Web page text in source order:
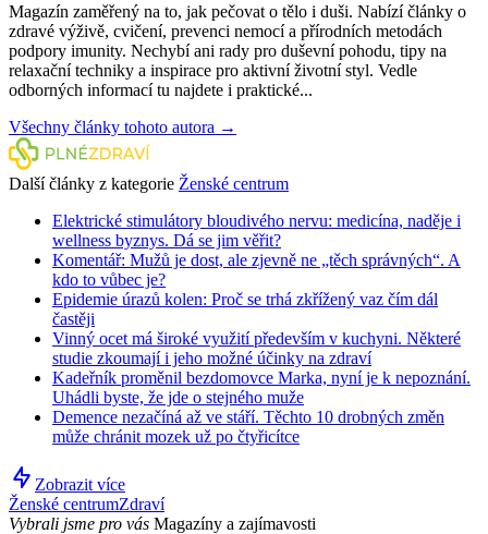
Magazín zaměřený na to, jak pečovat o tělo i duši. Nabízí články o
zdravé výživě, cvičení, prevenci nemocí a přírodních metodách
podpory imunity. Nechybí ani rady pro duševní pohodu, tipy na
relaxační techniky a inspirace pro aktivní životní styl. Vedle
odborných informací tu najdete i praktické...
Všechny články tohoto autora →
Další články z kategorie Ženské centrum
Elektrické stimulátory bloudivého nervu: medicína, naděje i
wellness byznys. Dá se jim věřit?
Komentář: Mužů je dost, ale zjevně ne „těch správných“. A
kdo to vůbec je?
Epidemie úrazů kolen: Proč se trhá zkřížený vaz čím dál
častěji
Vinný ocet má široké využití především v kuchyni. Některé
studie zkoumají i jeho možné účinky na zdraví
Kadeřník proměnil bezdomovce Marka, nyní je k nepoznání.
Uhádli byste, že jde o stejného muže
Demence nezačíná až ve stáří. Těchto 10 drobných změn
může chránit mozek už po čtyřicítce
Zobrazit více
Ženské centrumZdraví
Vybrali jsme pro vás Magazíny a zajímavosti